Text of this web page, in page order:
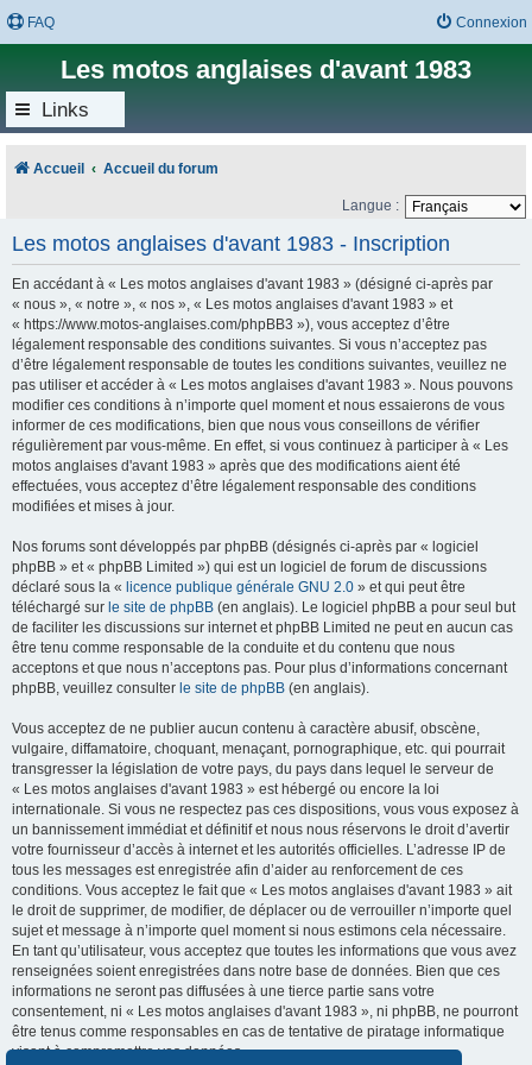
FAQ Connexion
Les motos anglaises d'avant 1983
Links
Accueil Accueil du forum
Langue :
Les motos anglaises d'avant 1983 - Inscription
En accédant à « Les motos anglaises d'avant 1983 » (désigné ci-après par
« nous », « notre », « nos », « Les motos anglaises d'avant 1983 » et
« https://www.motos-anglaises.com/phpBB3 »), vous acceptez d’être
légalement responsable des conditions suivantes. Si vous n’acceptez pas
d’être légalement responsable de toutes les conditions suivantes, veuillez ne
pas utiliser et accéder à « Les motos anglaises d'avant 1983 ». Nous pouvons
modifier ces conditions à n’importe quel moment et nous essaierons de vous
informer de ces modifications, bien que nous vous conseillons de vérifier
régulièrement par vous-même. En effet, si vous continuez à participer à « Les
motos anglaises d'avant 1983 » après que des modifications aient été
effectuées, vous acceptez d’être légalement responsable des conditions
modifiées et mises à jour.
Nos forums sont développés par phpBB (désignés ci-après par « logiciel
phpBB » et « phpBB Limited ») qui est un logiciel de forum de discussions
déclaré sous la « licence publique générale GNU 2.0 » et qui peut être
téléchargé sur le site de phpBB (en anglais). Le logiciel phpBB a pour seul but
de faciliter les discussions sur internet et phpBB Limited ne peut en aucun cas
être tenu comme responsable de la conduite et du contenu que nous
acceptons et que nous n’acceptons pas. Pour plus d’informations concernant
phpBB, veuillez consulter le site de phpBB (en anglais).
Vous acceptez de ne publier aucun contenu à caractère abusif, obscène,
vulgaire, diffamatoire, choquant, menaçant, pornographique, etc. qui pourrait
transgresser la législation de votre pays, du pays dans lequel le serveur de
« Les motos anglaises d'avant 1983 » est hébergé ou encore la loi
internationale. Si vous ne respectez pas ces dispositions, vous vous exposez à
un bannissement immédiat et définitif et nous nous réservons le droit d’avertir
votre fournisseur d’accès à internet et les autorités officielles. L’adresse IP de
tous les messages est enregistrée afin d’aider au renforcement de ces
conditions. Vous acceptez le fait que « Les motos anglaises d'avant 1983 » ait
le droit de supprimer, de modifier, de déplacer ou de verrouiller n’importe quel
sujet et message à n’importe quel moment si nous estimons cela nécessaire.
En tant qu’utilisateur, vous acceptez que toutes les informations que vous avez
renseignées soient enregistrées dans notre base de données. Bien que ces
informations ne seront pas diffusées à une tierce partie sans votre
consentement, ni « Les motos anglaises d'avant 1983 », ni phpBB, ne pourront
être tenus comme responsables en cas de tentative de piratage informatique
visant à compromettre vos données.